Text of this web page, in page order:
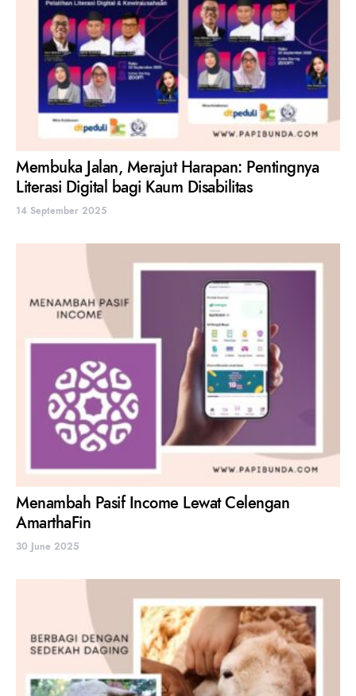
Membuka Jalan, Merajut Harapan: Pentingnya
Literasi Digital bagi Kaum Disabilitas
14 September 2025
Menambah Pasif Income Lewat Celengan
AmarthaFin
30 June 2025